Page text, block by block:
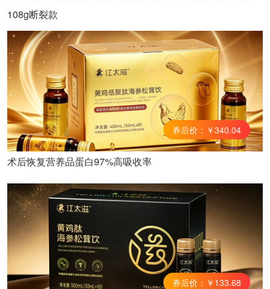
108g断裂款
券后价：￥340.04
术后恢复营养品蛋白97%高吸收率
券后价：￥133.68